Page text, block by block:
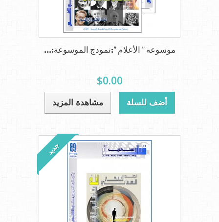
موسوعة " الأعلام ":نموذج الموسوعة:...
$0.00
أضف للسلة مشاهدة المزيد
جديد